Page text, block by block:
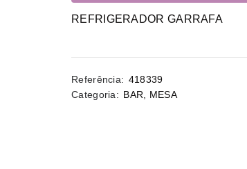
REFRIGERADOR GARRAFA
Referência: 418339
Categoria: BAR MESA